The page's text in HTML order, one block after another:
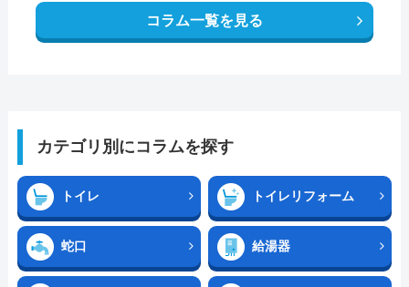
コラム一覧を見る
カテゴリ別にコラムを探す
トイレ トイレリフォーム
蛇口 給湯器